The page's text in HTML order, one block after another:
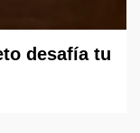
desafía tu